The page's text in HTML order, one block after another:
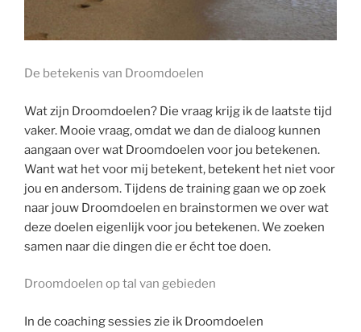
De betekenis van Droomdoelen
Wat zijn Droomdoelen? Die vraag krijg ik de laatste tijd
vaker. Mooie vraag, omdat we dan de dialoog kunnen
aangaan over wat Droomdoelen voor jou betekenen.
Want wat het voor mij betekent, betekent het niet voor
jou en andersom. Tijdens de training gaan we op zoek
naar jouw Droomdoelen en brainstormen we over wat
deze doelen eigenlijk voor jou betekenen. We zoeken
samen naar die dingen die er écht toe doen.
Droomdoelen op tal van gebieden
In de coaching sessies zie ik Droomdoelen